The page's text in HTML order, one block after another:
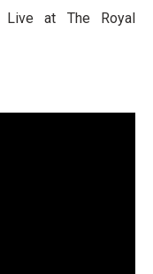
Live at The Royal